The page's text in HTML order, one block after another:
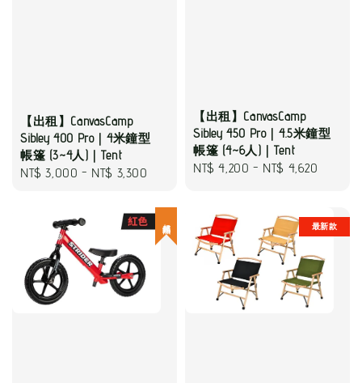
【出租】CanvasCamp
Sibley 400 Pro｜4米鐘型
帳篷 (3~4人)｜Tent
Regular
NT$ 3,000 - NT$ 3,300
【出租】CanvasCamp
Sibley 450 Pro｜4.5米鐘型
帳篷 (4~6人)｜Tent
Regular
NT$ 4,200 - NT$ 4,620
最新款